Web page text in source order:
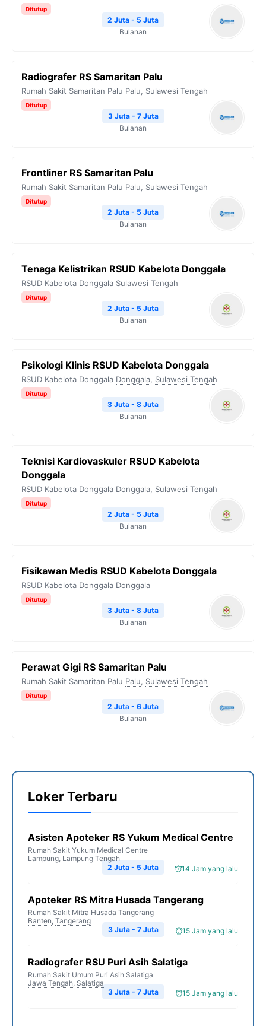
Ditutup
2 Juta - 5 Juta
Bulanan
Radiografer RS Samaritan Palu
Rumah Sakit Samaritan Palu Palu, Sulawesi Tengah
Ditutup
3 Juta - 7 Juta
Bulanan
Frontliner RS Samaritan Palu
Rumah Sakit Samaritan Palu Palu, Sulawesi Tengah
Ditutup
2 Juta - 5 Juta
Bulanan
Tenaga Kelistrikan RSUD Kabelota Donggala
RSUD Kabelota Donggala Sulawesi Tengah
Ditutup
2 Juta - 5 Juta
Bulanan
Psikologi Klinis RSUD Kabelota Donggala
RSUD Kabelota Donggala Donggala, Sulawesi Tengah
Ditutup
3 Juta - 8 Juta
Bulanan
Teknisi Kardiovaskuler RSUD Kabelota
Donggala
RSUD Kabelota Donggala Donggala, Sulawesi Tengah
Ditutup
2 Juta - 5 Juta
Bulanan
Fisikawan Medis RSUD Kabelota Donggala
RSUD Kabelota Donggala Donggala
Ditutup
3 Juta - 8 Juta
Bulanan
Perawat Gigi RS Samaritan Palu
Rumah Sakit Samaritan Palu Palu, Sulawesi Tengah
Ditutup
2 Juta - 6 Juta
Bulanan
Loker Terbaru
Asisten Apoteker RS Yukum Medical Centre
Rumah Sakit Yukum Medical Centre
Lampung, Lampung Tengah
14 Jam yang lalu
2 Juta - 5 Juta
Apoteker RS Mitra Husada Tangerang
Rumah Sakit Mitra Husada Tangerang
Banten, Tangerang
15 Jam yang lalu
3 Juta - 7 Juta
Radiografer RSU Puri Asih Salatiga
Rumah Sakit Umum Puri Asih Salatiga
Jawa Tengah, Salatiga
15 Jam yang lalu
3 Juta - 7 Juta